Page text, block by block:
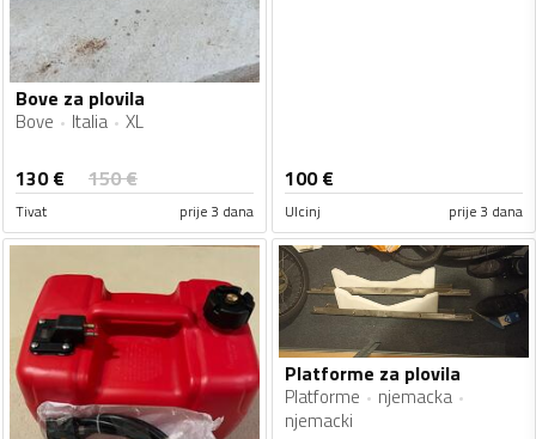
Bove za plovila
Bove Italia XL
130€ 150€
Tivat prije 3 dana
100€
Ulcinj prije 3 dana
Platforme za plovila
Platforme
njemacka
njemacki